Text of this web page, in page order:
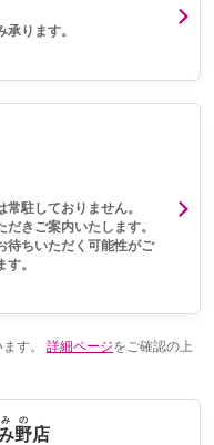
ります。
駐しておりません。
きご案内いたします。
待ちいただく可能性がご
。
す。 詳細ページをご確認の上
野
の
店